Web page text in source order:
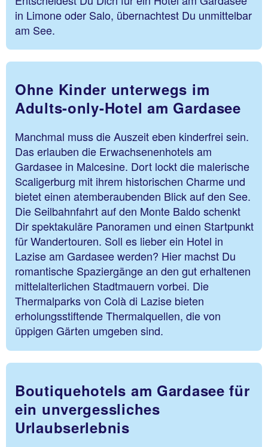
in Limone oder Salo, übernachtest Du unmittelbar
am See.
Ohne Kinder unterwegs im
Adults-only-Hotel am Gardasee
Manchmal muss die Auszeit eben kinderfrei sein.
Das erlauben die Erwachsenenhotels am
Gardasee in Malcesine. Dort lockt die malerische
Scaligerburg mit ihrem historischen Charme und
bietet einen atemberaubenden Blick auf den See.
Die Seilbahnfahrt auf den Monte Baldo schenkt
Dir spektakuläre Panoramen und einen Startpunkt
für Wandertouren. Soll es lieber ein Hotel in
Lazise am Gardasee werden? Hier machst Du
romantische Spaziergänge an den gut erhaltenen
mittelalterlichen Stadtmauern vorbei. Die
Thermalparks von Colà di Lazise bieten
erholungsstiftende Thermalquellen, die von
üppigen Gärten umgeben sind.
Boutiquehotels am Gardasee für
ein unvergessliches
Urlaubserlebnis